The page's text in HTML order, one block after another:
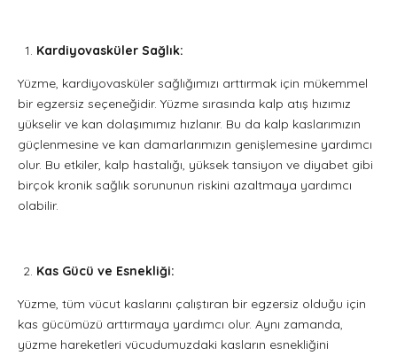
Kardiyovasküler Sağlık:
Yüzme, kardiyovasküler sağlığımızı arttırmak için mükemmel
bir egzersiz seçeneğidir. Yüzme sırasında kalp atış hızımız
yükselir ve kan dolaşımımız hızlanır. Bu da kalp kaslarımızın
güçlenmesine ve kan damarlarımızın genişlemesine yardımcı
olur. Bu etkiler, kalp hastalığı, yüksek tansiyon ve diyabet gibi
birçok kronik sağlık sorununun riskini azaltmaya yardımcı
olabilir.
Kas Gücü ve Esnekliği:
Yüzme, tüm vücut kaslarını çalıştıran bir egzersiz olduğu için
kas gücümüzü arttırmaya yardımcı olur. Aynı zamanda,
yüzme hareketleri vücudumuzdaki kasların esnekliğini